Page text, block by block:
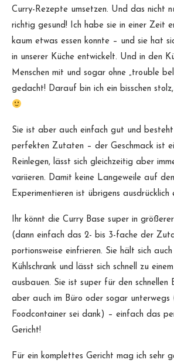
Curry-Rezepte umsetzen. Und das nicht
richtig gesund! Ich habe sie in einer Zeit
kaum etwas essen konnte – und sie hat
in unserer Küche entwickelt. Und in den
Menschen mit und sogar ohne „trouble
gedacht! Darauf bin ich ein bisschen
Sie ist aber auch einfach gut und
perfekten Zutaten – der Geschmack ist
Reinlegen, lässt sich gleichzeitig aber
variieren. Damit keine Langeweile auf
Experimentieren ist übrigens ausdrücklich
Ihr könnt die Curry Base super in
(dann einfach das 2- bis 3-fache der
portionsweise einfrieren. Sie hält sich
Kühlschrank und lässt sich schnell zu
ausbauen. Sie ist super für den schnellen
aber auch im Büro oder sogar unterwegs
Foodcontainer sei dank) – einfach das
Gericht!
Für ein komplettes Gericht mag ich sehr